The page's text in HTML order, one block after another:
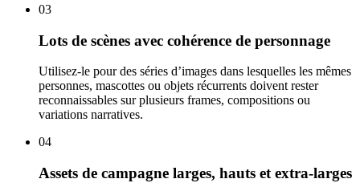
03
Lots de scènes avec cohérence de personnage
Utilisez-le pour des séries d’images dans lesquelles les mêmes
personnes, mascottes ou objets récurrents doivent rester
reconnaissables sur plusieurs frames, compositions ou
variations narratives.
04
Assets de campagne larges, hauts et extra-larges